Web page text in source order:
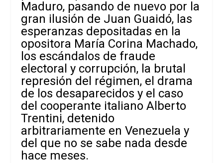
Maduro, pasando de nuevo por la
gran ilusión de Juan Guaidó, las
esperanzas depositadas en la
opositora María Corina Machado,
los escándalos de fraude
electoral y corrupción, la brutal
represión del régimen, el drama
de los desaparecidos y el caso
del cooperante italiano Alberto
Trentini, detenido
arbitrariamente en Venezuela y
del que no se sabe nada desde
hace meses.